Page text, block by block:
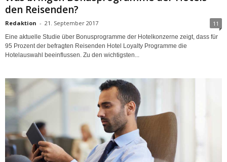
den Reisenden?
Redaktion - 21. September 2017 11
Eine aktuelle Studie über Bonusprogramme der Hotelkonzerne zeigt, dass für
95 Prozent der befragten Reisenden Hotel Loyalty Programme die
Hotelauswahl beeinflussen. Zu den wichtigsten...